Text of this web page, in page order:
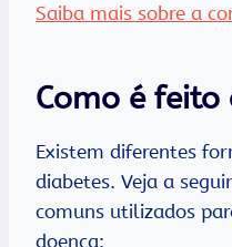
Saiba mais sobre a
Como é
Existem diferentes
diabetes. Veja a
comuns utilizados
doença: